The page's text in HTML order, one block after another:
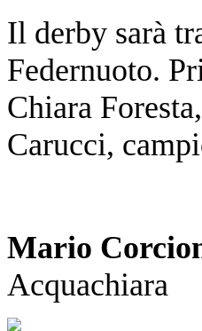
Il derby sarà
Federnuoto.
Chiara
Carucci,
Mario
Acquachiara